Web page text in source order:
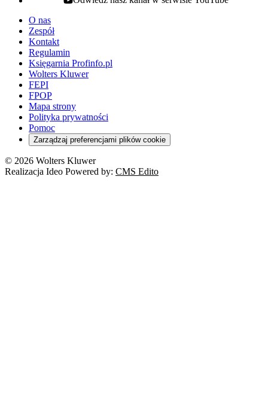
youtube - otwiera się w nowej karcie
O nas
Zespół
Kontakt
Regulamin
Księgarnia Profinfo.pl
Wolters Kluwer
FEPI
FPOP
Mapa strony
Polityka prywatności
Pomoc
Zarządzaj preferencjami plików cookie
© 2026 Wolters Kluwer
Realizacja Ideo Powered by: CMS Edito